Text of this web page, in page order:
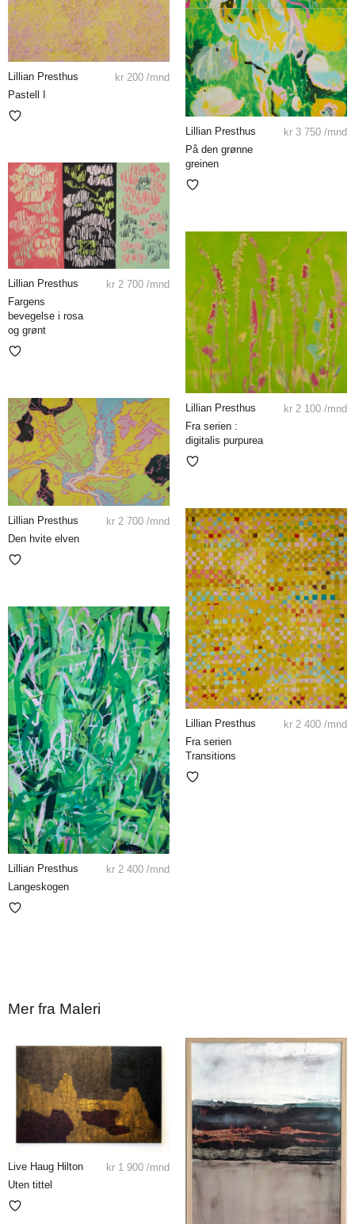
Lillian Presthus
Pastell I
kr 200 /mnd
Lillian Presthus
På den grønne
greinen
kr 3 750 /mnd
Lillian Presthus
Fargens
bevegelse i rosa
og grønt
kr 2 700 /mnd
Lillian Presthus
Fra serien :
digitalis purpurea
kr 2 100 /mnd
Lillian Presthus
Den hvite elven
kr 2 700 /mnd
Lillian Presthus
Fra serien
Transitions
kr 2 400 /mnd
Lillian Presthus
Langeskogen
kr 2 400 /mnd
Mer fra Maleri
Live Haug Hilton
Uten tittel
kr 1 900 /mnd